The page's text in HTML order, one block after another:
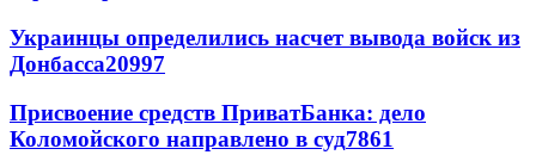
Украинцы определились насчет вывода войск из
Донбасса20997
Присвоение средств ПриватБанка: дело
Коломойского направлено в суд7861